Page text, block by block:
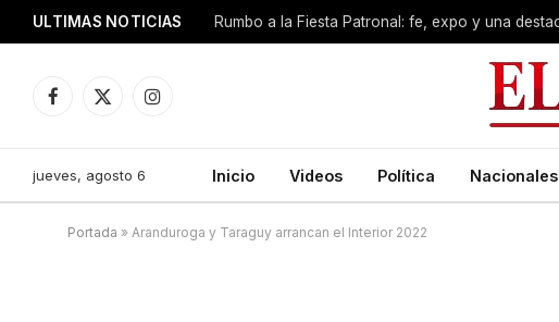
ULTIMAS NOTICIAS
Facebook
X
Instagram
jueves, agosto 6 Inicio Videos Política Nacionales
Portada » Aranduroga y Taraguy arrancan el Interior 2022